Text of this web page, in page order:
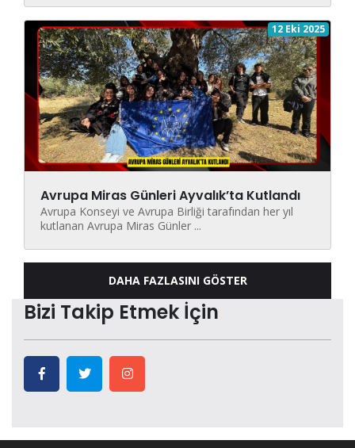
12 Eki 2025
Avrupa Miras Günleri Ayvalık’ta Kutlandı
Avrupa Konseyi ve Avrupa Birliği tarafından her yıl
kutlanan Avrupa Miras Günler ...
DAHA FAZLASINI GÖSTER
Bizi Takip Etmek İçin